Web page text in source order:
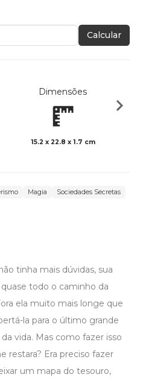
Calcular
Dimensões
15.2 x 22.8 x 1.7 cm
Magia
Sociedades Secretas
tinha mais dúvidas, sua
todo o caminho da
ela muito mais longe que
la para o último grande
vida. Mas como fazer isso
restara? Era preciso fazer
um mapa do tesouro,